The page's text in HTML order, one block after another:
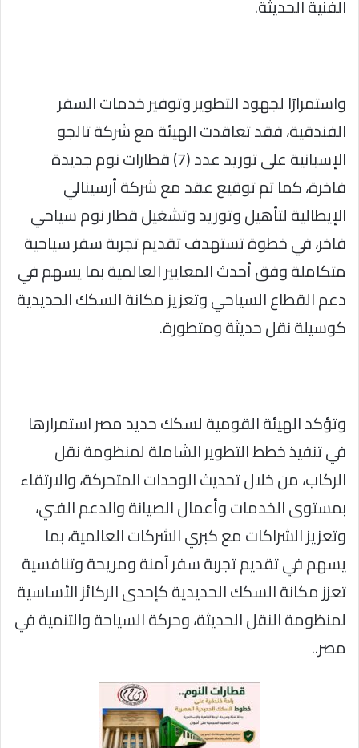
الفنية الحديثة.
واستمرارًا لجهود التطوير وتوفير خدمات السفر
الفندقية، فقد تعاقدت الهيئة مع شركة تالجو
الإسبانية على توريد عدد (7) قطارات نوم جديدة
فاخرة، كما تم توقيع عقد مع شركة أرسينالي
الإيطالية لتأهيل وتوريد وتشغيل قطار نوم سياحي
فاخر، في خطوة تستهدف تقديم تجربة سفر سياحية
متكاملة وفق أحدث المعايير العالمية بما يسهم في
دعم القطاع السياحي وتعزيز مكانة السكك الحديدية
كوسيلة نقل حديثة ومتطورة.
وتؤكد الهيئة القومية لسكك حديد مصر استمرارها
في تنفيذ خطط التطوير الشاملة لمنظومة نقل
الركاب، من خلال تحديث الوحدات المتحركة، والارتقاء
بمستوى الخدمات وأعمال الصيانة والدعم الفني،
وتعزيز الشراكات مع كبري الشركات العالمية، بما
يسهم في تقديم تجربة سفر آمنة ومريحة وتنافسية
تعزز مكانة السكك الحديدية كإحدى الركائز الأساسية
لمنظومة النقل الحديثة، وحركة السياحة والتنمية في
مصر..